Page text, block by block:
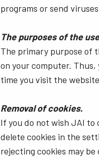
programs or send
The purposes of the
The primary purpose of
on your computer.
time you visit the
Removal of cookies.
If you do not wish JAI to
delete cookies in the
rejecting cookies may